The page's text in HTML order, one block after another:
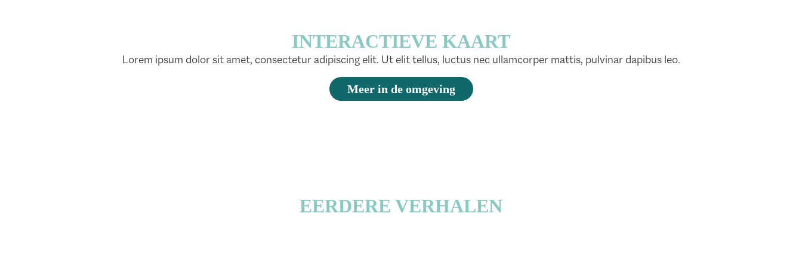
INTERACTIEVE KAART
Lorem ipsum dolor sit amet, consectetur adipiscing elit. Ut elit tellus, luctus nec ullamcorper mattis, pulvinar dapibus leo.
Meer in de omgeving
EERDERE VERHALEN